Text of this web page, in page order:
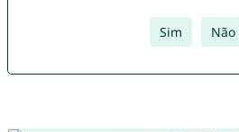
Sim Não